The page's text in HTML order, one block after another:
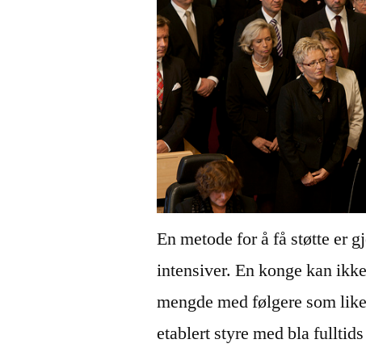
En metode for å få støtte er
intensiver. En konge kan
mengde med følgere som
etablert styre med bla